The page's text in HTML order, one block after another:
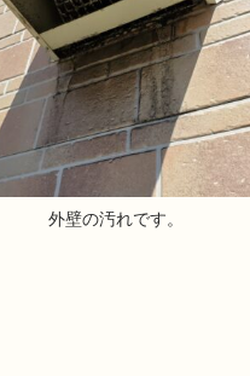
外壁の汚れです。